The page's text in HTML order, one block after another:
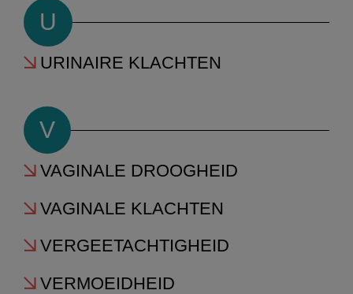
U
URINAIRE KLACHTEN
V
VAGINALE DROOGHEID
VAGINALE KLACHTEN
VERGEETACHTIGHEID
VERMOEIDHEID